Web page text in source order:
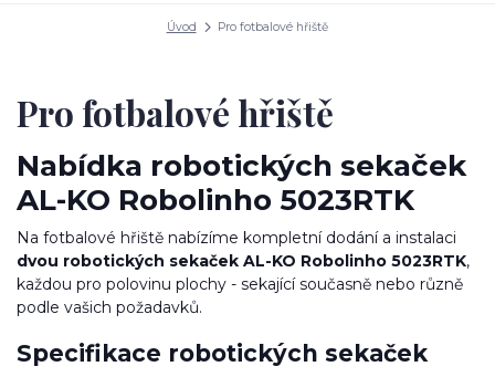
Úvod Pro fotbalové hřiště
Pro fotbalové hřiště
Nabídka robotických sekaček
AL-KO Robolinho 5023RTK
Na fotbalové hřiště nabízíme kompletní dodání a instalaci
dvou robotických sekaček AL-KO Robolinho 5023RTK,
každou pro polovinu plochy - sekající současně nebo různě
podle vašich požadavků.
Specifikace robotických sekaček